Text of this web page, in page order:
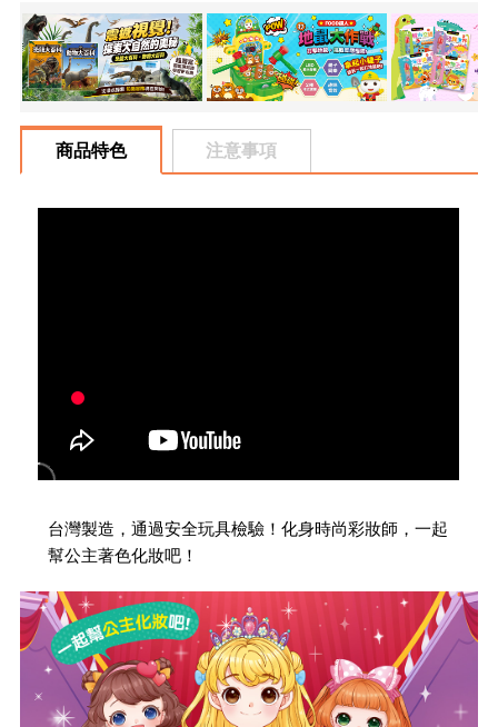
商品特色 注意事項
台灣製造，通過安全玩具檢驗！化身時尚彩妝師，一起
幫公主著色化妝吧！